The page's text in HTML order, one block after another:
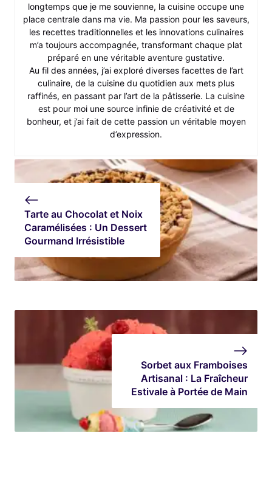
longtemps que je me souvienne, la cuisine occupe une
place centrale dans ma vie. Ma passion pour les saveurs,
les recettes traditionnelles et les innovations culinaires
m’a toujours accompagnée, transformant chaque plat
préparé en une véritable aventure gustative.
Au fil des années, j’ai exploré diverses facettes de l’art
culinaire, de la cuisine du quotidien aux mets plus
raffinés, en passant par l’art de la pâtisserie. La cuisine
est pour moi une source infinie de créativité et de
bonheur, et j’ai fait de cette passion un véritable moyen
d’expression.
Tarte au Chocolat et Noix
Caramélisées : Un Dessert
Gourmand Irrésistible
Sorbet aux Framboises
Artisanal : La Fraîcheur
Estivale à Portée de Main